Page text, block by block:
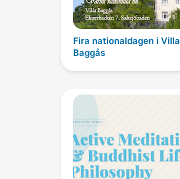
Fira nationaldagen i Villa
Baggås